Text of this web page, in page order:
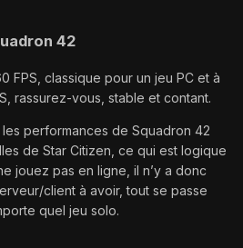
42
FPS, classique pour un jeu PC et à
rassurez-vous, stable et contant.
performances de Squadron 42
de Star Citizen, ce qui est logique
jouez pas en ligne, il n’y a donc
client à avoir, tout se passe
quel jeu solo.